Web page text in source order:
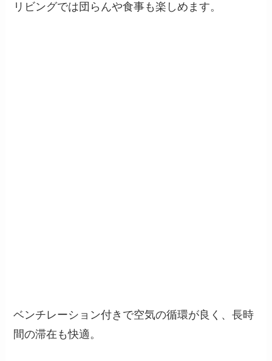
リビングでは団らんや食事も楽しめます。
ベンチレーション付きで空気の循環が良く、長時
間の滞在も快適。